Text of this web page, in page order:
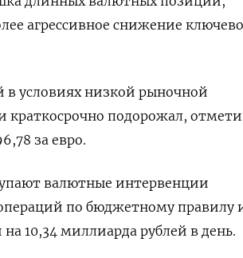
агрессивное снижение
условиях низкой рыночной
краткосрочно подорожал,
за евро.
валютные интервенции
по бюджетному правилу
10,34 миллиарда рублей в день.